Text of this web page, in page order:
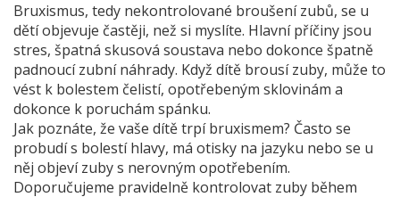
Bruxismus, tedy nekontrolované broušení zubů, se u
dětí objevuje častěji, než si myslíte. Hlavní příčiny jsou
stres, špatná skusová soustava nebo dokonce špatně
padnoucí zubní náhrady. Když dítě brousí zuby, může to
vést k bolestem čelistí, opotřebeným sklovinám a
dokonce k poruchám spánku.
Jak poznáte, že vaše dítě trpí bruxismem? Často se
probudí s bolestí hlavy, má otisky na jazyku nebo se u
něj objeví zuby s nerovným opotřebením.
Doporučujeme pravidelně kontrolovat zuby během